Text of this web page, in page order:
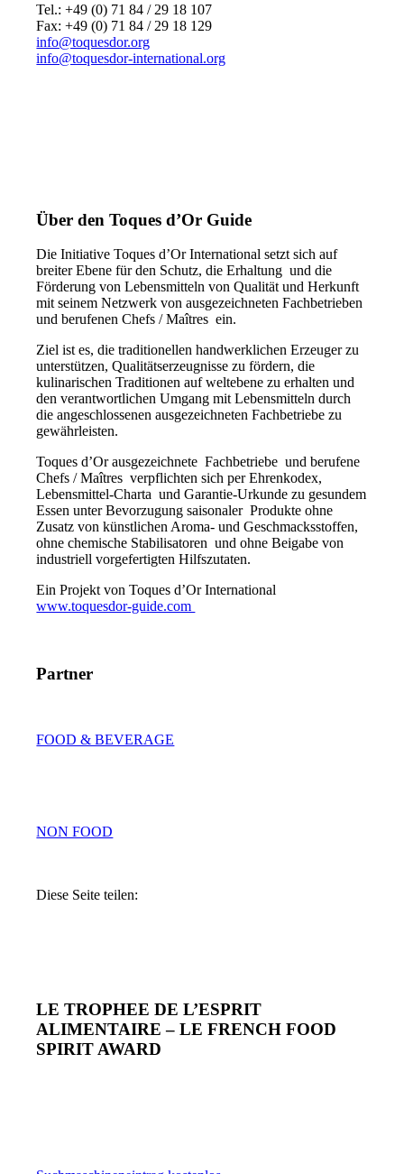
Tel.: +49 (0) 71 84 / 29 18 107
Fax: +49 (0) 71 84 / 29 18 129
info@toquesdor.org
info@toquesdor-international.org
Über den Toques d’Or Guide
Die Initiative Toques d’Or International setzt sich auf
breiter Ebene für den Schutz, die Erhaltung und die
Förderung von Lebensmitteln von Qualität und Herkunft
mit seinem Netzwerk von ausgezeichneten Fachbetrieben
und berufenen Chefs / Maîtres ein.
Ziel ist es, die traditionellen handwerklichen Erzeuger zu
unterstützen, Qualitätserzeugnisse zu fördern, die
kulinarischen Traditionen auf weltebene zu erhalten und
den verantwortlichen Umgang mit Lebensmitteln durch
die angeschlossenen ausgezeichneten Fachbetriebe zu
gewährleisten.
Toques d’Or ausgezeichnete Fachbetriebe und berufene
Chefs / Maîtres verpflichten sich per Ehrenkodex,
Lebensmittel-Charta und Garantie-Urkunde zu gesundem
Essen unter Bevorzugung saisonaler Produkte ohne
Zusatz von künstlichen Aroma- und Geschmacksstoffen,
ohne chemische Stabilisatoren und ohne Beigabe von
industriell vorgefertigten Hilfszutaten.
Ein Projekt von Toques d’Or International
www.toquesdor-guide.com
Partner
FOOD & BEVERAGE
NON FOOD
Diese Seite teilen:
LE TROPHEE DE L’ESPRIT
ALIMENTAIRE – LE FRENCH FOOD
SPIRIT AWARD